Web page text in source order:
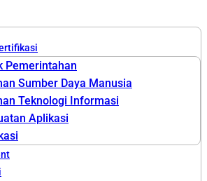
Pemerintahan
Sumber Daya Manusia
Teknologi Informasi
Aplikasi